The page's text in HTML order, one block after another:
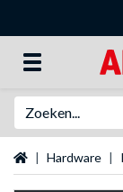
Startpagina
Hardware